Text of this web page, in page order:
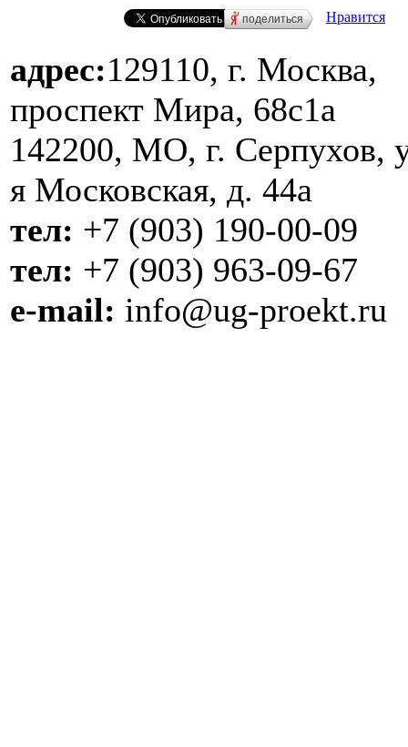
поделиться Нравится
адрес:129110, г. Москва,
проспект Мира, 68с1а
142200, МО, г. Серпухов,
я Московская, д. 44a
тел: +7 (903) 190-00-09
тел: +7 (903) 963-09-67
e-mail: info@ug-proekt.ru